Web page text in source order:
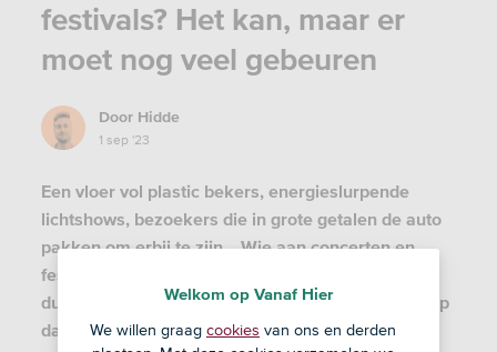
festivals? Het kan, maar er
moet nog veel gebeuren
Door Hidde
1 sep '23
Een vloer vol plastic bekers, energieslurpende
lichtshows, bezoekers die in grote getalen de auto
pakken om erbij te zijn… Wie aan concerten en
festivals denkt, denkt misschien niet meteen aan
duurzaamheid. Maar gelukkig gebeurt er al veel op
dat gebied. En de potentie voor verdere
Welkom op Vanaf Hier
We willen graag cookies van ons en derden